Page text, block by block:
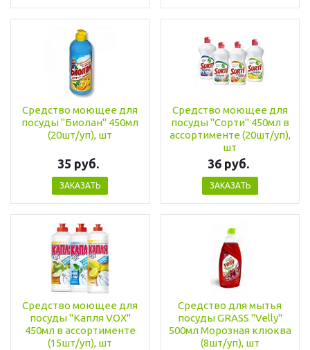
Средство моющее для
посуды "Биолан" 450мл
(20шт/уп), шт
35 руб.
ЗАКАЗАТЬ
Средство моющее для
посуды "Cорти" 450мл в
ассортименте (20шт/уп),
шт
36 руб.
ЗАКАЗАТЬ
Средство моющее для
посуды "Капля VOX"
450мл в ассортименте
(15шт/уп), шт
Средство для мытья
посуды GRASS "Velly"
500мл Морозная клюква
(8шт/уп), шт